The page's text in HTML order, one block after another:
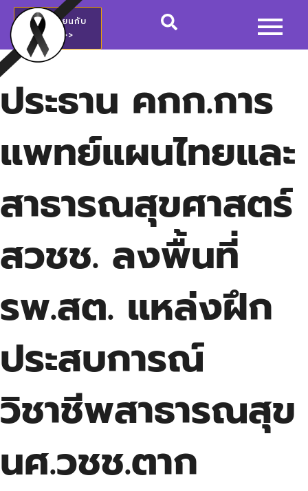
สมัครเรียนกับ
วชช.>>
ประธาน คกก.การ
แพทย์แผนไทยและ
สาธารณสุขศาสตร์
สวชช. ลงพื้นที่
รพ.สต. แหล่งฝึก
ประสบการณ์
วิชาชีพสาธารณสุข
นศ.วชช.ตาก